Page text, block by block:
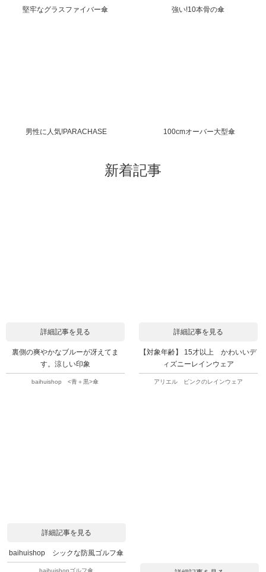
堅牢なグラスファイバー傘 強い!10本骨の傘
男性に人気!PARACHASE 100cmオーバー大型傘
新着記事
詳細記事を見る
裏側の爽やかなブルーが冴えてま
す。涼しい印象
baihuishop <青＋黒>傘
詳細記事を見る
【対象年齢】 15才以上 かわいいデ
ィズニーレインウェア
アリエル ピンクのレインウェア
詳細記事を見る
baihuishop シックな防風ゴルフ傘
baihuishopゴルフ傘